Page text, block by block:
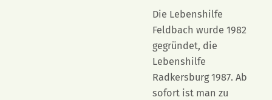
Die Lebenshilfe
Feldbach wurde 1982
gegründet, die
Lebenshilfe
Radkersburg 1987. Ab
sofort ist man zu